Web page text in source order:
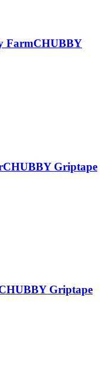
FarmCHUBBY
CHUBBY Griptape
Griptape